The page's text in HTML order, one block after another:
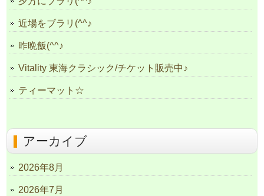
近場をブラリ(^^♪
昨晩飯(^^♪
Vitality 東海クラシック/チケット販売中♪
ティーマット☆
アーカイブ
2026年8月
2026年7月